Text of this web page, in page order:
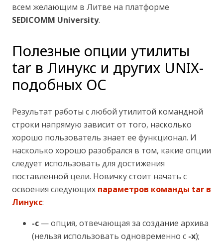
всем желающим в Литве на платформе
SEDICOMM University.
Полезные опции утилиты
tar в Линукс и других UNIX-
подобных ОС
Результат работы с любой утилитой командной
строки напрямую зависит от того, насколько
хорошо пользователь знает ее функционал. И
насколько хорошо разобрался в том, какие опции
следует использовать для достижения
поставленной цели. Новичку стоит начать с
освоения следующих параметров команды tar в
Линукс:
-c — опция, отвечающая за создание архива
(нельзя использовать одновременно с -x);